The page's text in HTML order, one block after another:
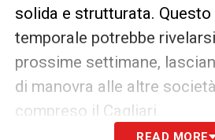
solida e strutturata. Questo
temporale potrebbe
prossime settimane,
di manovra alle altre
compreso il Cagliari.
READ MORE